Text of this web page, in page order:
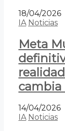
18/04/2026
IA Noticias
Meta
cambia
14/04/2026
IA Noticias